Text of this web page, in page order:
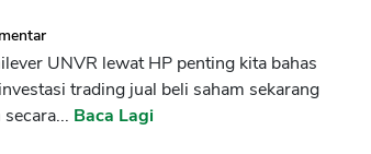
UNVR lewat HP penting kita bahas
trading jual beli saham sekarang
Baca Lagi